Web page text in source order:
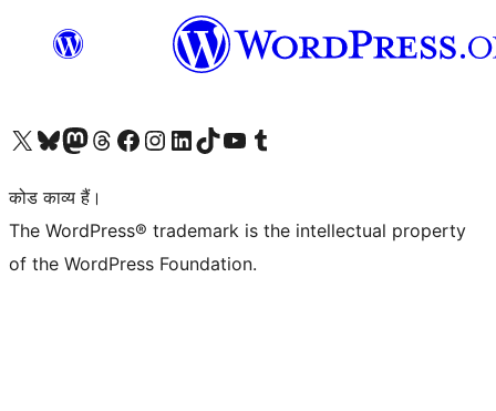
Visit our X (formerly Twitter) account
हमारे बलुस्की खाते पर जाएँVisit our Mastodon account
हमारे थ्रेड्स अकाउंट पर जाएंहमारे फेसबुक पेज पर जाएँहमारे इंस्टाग्राम अकाउंट पर जाएंहमारे लिंक्डइन खाते पर जाएँहमारे टिकटॉक खाते पर जाएँहमारे यूट्यूब चैनल पर जाएंहमारे Tumblr खाते पर जाएँ
कोड काव्य हैं।
The WordPress® trademark is the intellectual property
of the WordPress Foundation.